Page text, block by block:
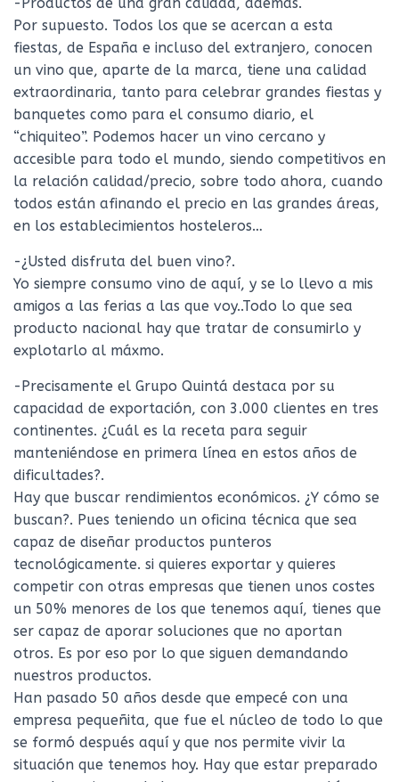
Por supuesto. Todos los que se acercan a esta
fiestas, de España e incluso del extranjero, conocen
un vino que, aparte de la marca, tiene una calidad
extraordinaria, tanto para celebrar grandes fiestas y
banquetes como para el consumo diario, el
“chiquiteo”. Podemos hacer un vino cercano y
accesible para todo el mundo, siendo competitivos en
la relación calidad/precio, sobre todo ahora, cuando
todos están afinando el precio en las grandes áreas,
en los establecimientos hosteleros…
-¿Usted disfruta del buen vino?.
Yo siempre consumo vino de aquí, y se lo llevo a mis
amigos a las ferias a las que voy..Todo lo que sea
producto nacional hay que tratar de consumirlo y
explotarlo al máxmo.
-Precisamente el Grupo Quintá destaca por su
capacidad de exportación, con 3.000 clientes en tres
continentes. ¿Cuál es la receta para seguir
manteniéndose en primera línea en estos años de
dificultades?.
Hay que buscar rendimientos económicos. ¿Y cómo se
buscan?. Pues teniendo un oficina técnica que sea
capaz de diseñar productos punteros
tecnológicamente. si quieres exportar y quieres
competir con otras empresas que tienen unos costes
un 50% menores de los que tenemos aquí, tienes que
ser capaz de aporar soluciones que no aportan
otros. Es por eso por lo que siguen demandando
nuestros productos.
Han pasado 50 años desde que empecé con una
empresa pequeñita, que fue el núcleo de todo lo que
se formó después aquí y que nos permite vivir la
situación que tenemos hoy. Hay que estar preparado